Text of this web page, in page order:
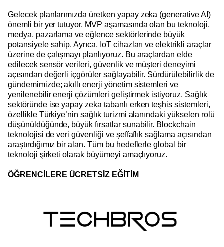
Gelecek planlarımızda üretken yapay zeka (generative AI)
önemli bir yer tutuyor. MVP aşamasında olan bu teknoloji,
medya, pazarlama ve eğlence sektörlerinde büyük
potansiyele sahip. Ayrıca, IoT cihazları ve elektrikli araçlar
üzerine de çalışmayı planlıyoruz. Bu araçlardan elde
edilecek sensör verileri, güvenlik ve müşteri deneyimi
açısından değerli içgörüler sağlayabilir. Sürdürülebilirlik de
gündemimizde; akıllı enerji yönetim sistemleri ve
yenilenebilir enerji çözümleri geliştirmek istiyoruz. Sağlık
sektöründe ise yapay zeka tabanlı erken teşhis sistemleri,
özellikle Türkiye’nin sağlık turizmi alanındaki yükselen rolü
düşünüldüğünde, büyük fırsatlar sunabilir. Blockchain
teknolojisi de veri güvenliği ve şeffaflık sağlama açısından
araştırdığımız bir alan. Tüm bu hedeflerle global bir
teknoloji şirketi olarak büyümeyi amaçlıyoruz.
ÖĞRENCİLERE ÜCRETSİZ EĞİTİM